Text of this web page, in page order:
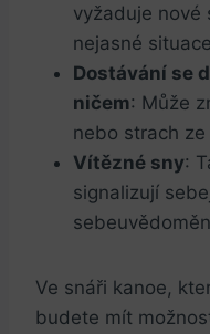
vyžaduje nové
nejasné
Dostávání se
ničem: Může
nebo strach ze
Vítězné sny:
signalizují
Ve snáři kanoe,
budete mít